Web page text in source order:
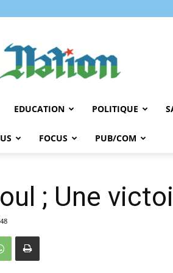
NATION
EDUCATION POLITIQUE
FOCUS PUB/COM
; Une